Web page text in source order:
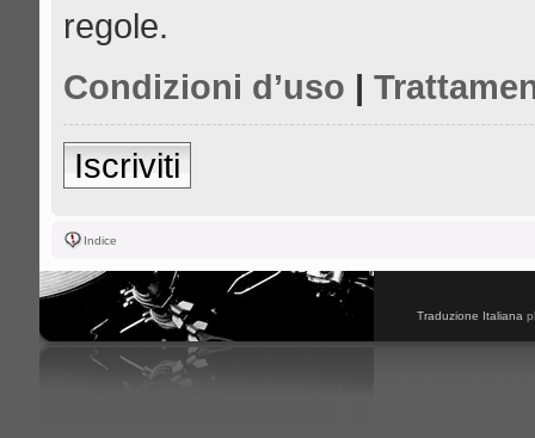
regole.
Condizioni d’uso |
Iscriviti
Indice
Traduzione Italiana